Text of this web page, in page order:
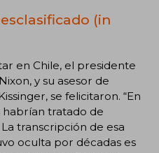
(in
en Chile, el presidente
y su asesor de
se felicitaron. “En
tratado de
transcripción de esa
oculta por décadas es